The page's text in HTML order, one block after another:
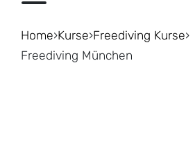
Home›Kurse›Freediving Kurse›
Freediving München